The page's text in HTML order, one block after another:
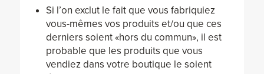
Si l’on exclut le fait que vous fabriquiez
vous-mêmes vos produits et/ou que ces
derniers soient «hors du commun», il est
probable que les produits que vous
vendiez dans votre boutique le soient